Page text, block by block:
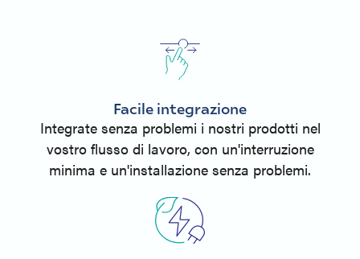
Facile integrazione
Integrate senza problemi i nostri prodotti nel
vostro flusso di lavoro, con un'interruzione
minima e un'installazione senza problemi.